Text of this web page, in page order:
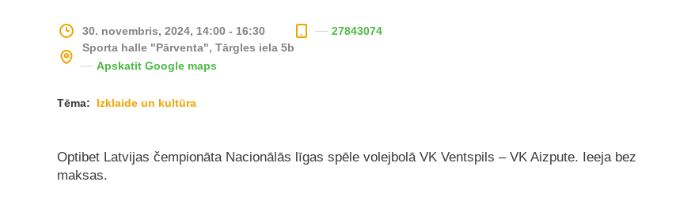
30. novembris, 2024, 14:00 - 16:30
27843074
Sporta halle "Pārventa", Tārgles iela 5b
Apskatīt Google maps
Tēma: Izklaide un kultūra
Optibet Latvijas čempionāta Nacionālās līgas spēle volejbolā VK Ventspils – VK Aizpute. Ieeja bez
maksas.